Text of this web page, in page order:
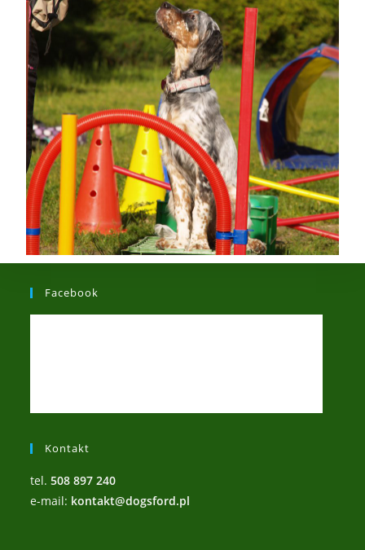
Facebook
Kontakt
tel.508 897 240
e-mail: kontakt@dogsford.pl